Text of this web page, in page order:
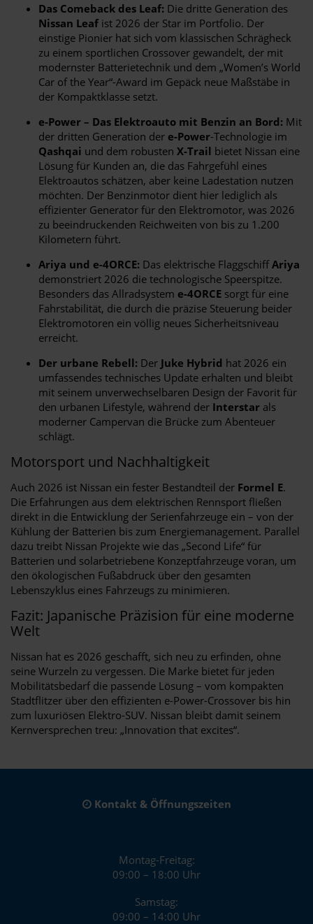
Das Comeback des Leaf: Die dritte Generation des
Nissan Leaf ist 2026 der Star im Portfolio. Der
einstige Pionier hat sich vom klassischen Schrägheck
zu einem sportlichen Crossover gewandelt, der mit
modernster Batterietechnik und dem „Women’s World
Car of the Year“-Award im Gepäck neue Maßstäbe in
der Kompaktklasse setzt.
e-Power – Das Elektroauto mit Benzin an Bord: Mit
der dritten Generation der e-Power-Technologie im
Qashqai und dem robusten X-Trail bietet Nissan eine
Lösung für Kunden an, die das Fahrgefühl eines
Elektroautos schätzen, aber keine Ladestation nutzen
möchten. Der Benzinmotor dient hier lediglich als
effizienter Generator für den Elektromotor, was 2026
zu beeindruckenden Reichweiten von bis zu 1.200
Kilometern führt.
Ariya und e-4ORCE: Das elektrische FlaggschiffAriya
demonstriert 2026 die technologische Speerspitze.
Besonders das Allradsystem e-4ORCE sorgt für eine
Fahrstabilität, die durch die präzise Steuerung beider
Elektromotoren ein völlig neues Sicherheitsniveau
erreicht.
Der urbane Rebell: Der Juke Hybrid hat 2026 ein
umfassendes technisches Update erhalten und bleibt
mit seinem unverwechselbaren Design der Favorit für
den urbanen Lifestyle, während der Interstar als
moderner Campervan die Brücke zum Abenteuer
schlägt.
Motorsport und Nachhaltigkeit
Auch 2026 ist Nissan ein fester Bestandteil der Formel E.
Die Erfahrungen aus dem elektrischen Rennsport fließen
direkt in die Entwicklung der Serienfahrzeuge ein – von der
Kühlung der Batterien bis zum Energiemanagement. Parallel
dazu treibt Nissan Projekte wie das „Second Life“ für
Batterien und solarbetriebene Konzeptfahrzeuge voran, um
den ökologischen Fußabdruck über den gesamten
Lebenszyklus eines Fahrzeugs zu minimieren.
Fazit: Japanische Präzision für eine moderne
Welt
Nissan hat es 2026 geschafft, sich neu zu erfinden, ohne
seine Wurzeln zu vergessen. Die Marke bietet für jeden
Mobilitätsbedarf die passende Lösung – vom kompakten
Stadtflitzer über den effizienten e-Power-Crossover bis hin
zum luxuriösen Elektro-SUV. Nissan bleibt damit seinem
Kernversprechen treu: „Innovation that excites“.
Kontakt & Öffnungszeiten
Montag-Freitag:
09:00 – 18:00 Uhr
Samstag:
09:00 – 14:00 Uhr